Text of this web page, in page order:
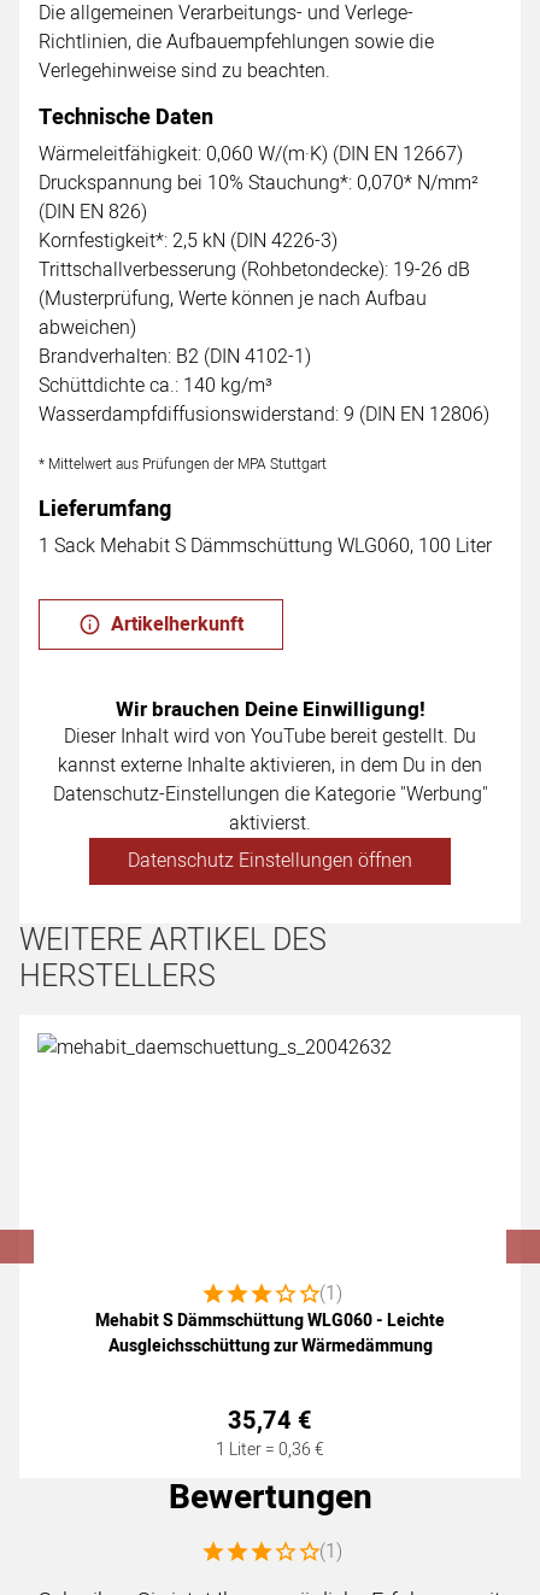
Die allgemeinen Verarbeitungs- und Verlege-
Richtlinien, die Aufbauempfehlungen sowie die
Verlegehinweise sind zu beachten.
Technische Daten
Wärmeleitfähigkeit: 0,060 W/(m·K) (DIN EN 12667)
Druckspannung bei 10% Stauchung*: 0,070* N/mm²
(DIN EN 826)
Kornfestigkeit*: 2,5 kN (DIN 4226-3)
Trittschallverbesserung (Rohbetondecke): 19-26 dB
(Musterprüfung, Werte können je nach Aufbau
abweichen)
Brandverhalten: B2 (DIN 4102-1)
Schüttdichte ca.: 140 kg/m³
Wasserdampfdiffusionswiderstand: 9 (DIN EN 12806)
* Mittelwert aus Prüfungen der MPA Stuttgart
Lieferumfang
1 Sack Mehabit S Dämmschüttung WLG060, 100 Liter
Artikelherkunft
Wir brauchen Deine Einwilligung!
Dieser Inhalt wird von YouTube bereit gestellt. Du
kannst externe Inhalte aktivieren, in dem Du in den
Datenschutz-Einstellungen die Kategorie "Werbung"
aktivierst.
Datenschutz Einstellungen öffnen
WEITERE ARTIKEL DES
HERSTELLERS
Artikel überspringen
Bewertung: 3 von 5 (1 Bewertungen)
(1)
Mehabit S Dämmschüttung WLG060 - Leichte
Ausgleichsschüttung zur Wärmedämmung
35,74 €
1 Liter =0,36€
Bewertungen
Bewertung: 3 von 5 (1 Bewertungen)
(1)